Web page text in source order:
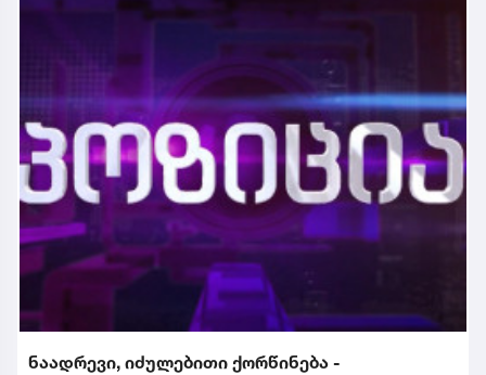
ნაადრევი, იძულებითი ქორწინება -